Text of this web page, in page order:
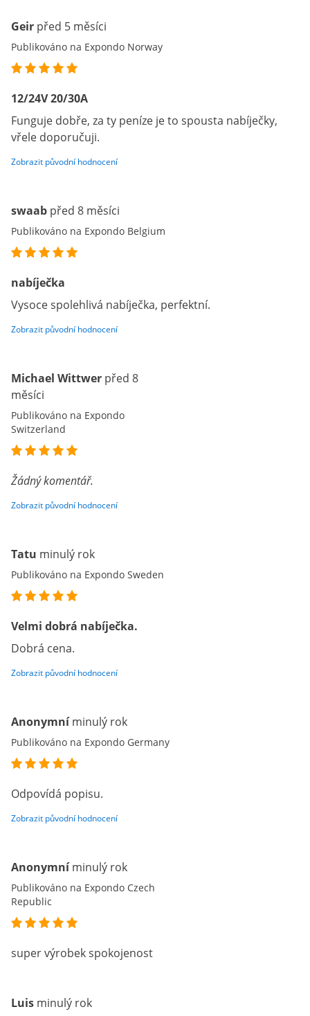
Geir před 5 měsíci
Publikováno na Expondo Norway
12/24V 20/30A
Funguje dobře, za ty peníze je to spousta nabíječky,
vřele doporučuji.
Zobrazit původní hodnocení
swaab před 8 měsíci
Publikováno na Expondo Belgium
nabíječka
Vysoce spolehlivá nabíječka, perfektní.
Zobrazit původní hodnocení
Michael Wittwer před 8
měsíci
Publikováno na Expondo
Switzerland
Žádný komentář.
Zobrazit původní hodnocení
Tatu minulý rok
Publikováno na Expondo Sweden
Velmi dobrá nabíječka.
Dobrá cena.
Zobrazit původní hodnocení
Anonymní minulý rok
Publikováno na Expondo Germany
Odpovídá popisu.
Zobrazit původní hodnocení
Anonymní minulý rok
Publikováno na Expondo Czech
Republic
super výrobek spokojenost
Luis minulý rok